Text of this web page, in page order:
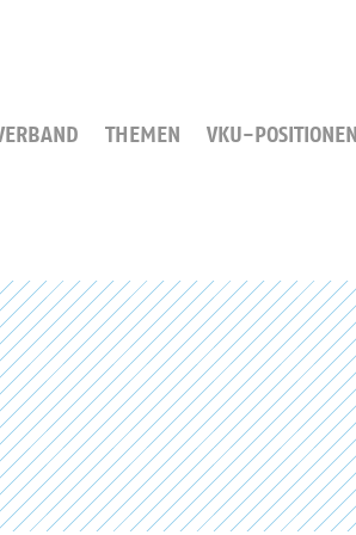
THEMEN VKU-POSITIONEN